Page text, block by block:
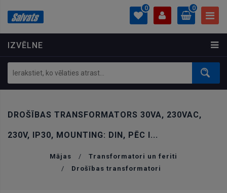
IZVĒLNE
0
PROFILS
Ielogoties
Izveidot kontu
0
0.00 €
DROŠĪBAS TRANSFORMATORS 30VA, 230VAC,
230V, IP30, MOUNTING: DIN, PĒC I...
Mājas /
Transformatori un feriti
/
Drošības transformatori